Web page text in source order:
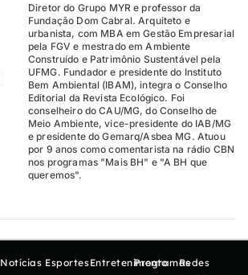
Diretor do Grupo MYR e professor da
Fundação Dom Cabral. Arquiteto e
urbanista, com MBA em Gestão Empresarial
pela FGV e mestrado em Ambiente
Construído e Patrimônio Sustentável pela
UFMG. Fundador e presidente do Instituto
Bem Ambiental (IBAM), integra o Conselho
Editorial da Revista Ecológico. Foi
conselheiro do CAU/MG, do Conselho de
Meio Ambiente, vice-presidente do IAB/MG
e presidente do Gemarq/Asbea MG. Atuou
por 9 anos como comentarista na rádio CBN
nos programas "Mais BH" e "A BH que
queremos".
Notícias EsportesEntretenimento
ProgramasRedes